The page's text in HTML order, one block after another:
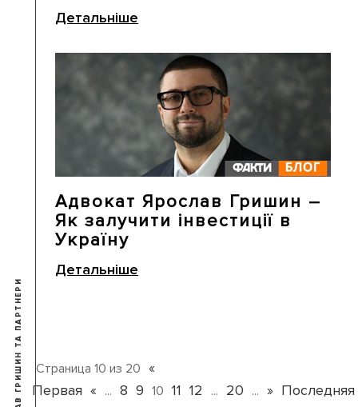
Детальніше
Адвокат Ярослав Гришин –
Як залучити інвестиції в
Україну
Детальніше
Страница 10 из 20 «
Первая « ... 8 9 10 11 12 ... 20 ... » Последняя